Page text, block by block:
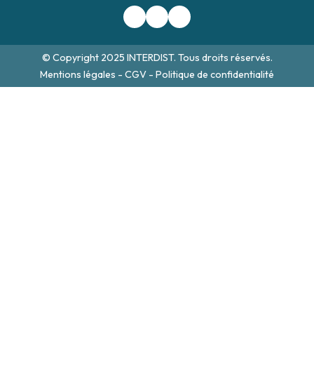
© Copyright 2025 INTERDIST. Tous droits réservés.
Mentions légales - CGV - Politique de confidentialité